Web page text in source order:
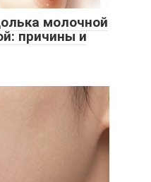
молочной
причины и